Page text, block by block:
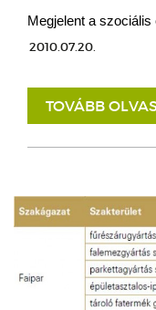
Megjelent a
2010.07.20.
TOVÁBB